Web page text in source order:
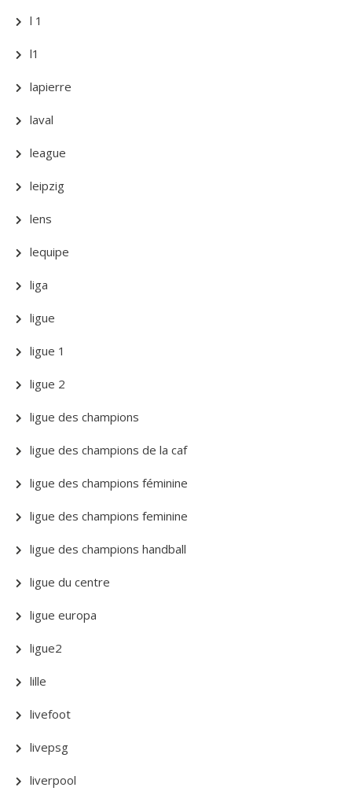
l 1
l1
lapierre
laval
league
leipzig
lens
lequipe
liga
ligue
ligue 1
ligue 2
ligue des champions
ligue des champions de la caf
ligue des champions féminine
ligue des champions feminine
ligue des champions handball
ligue du centre
ligue europa
ligue2
lille
livefoot
livepsg
liverpool